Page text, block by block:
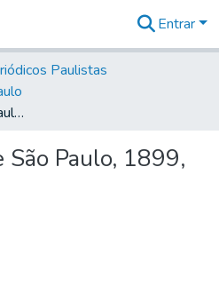
na
Entrar
Paulistas
O Commercio de São Paulo, 1899, Ano VII, n. 1958
São Paulo, 1899,